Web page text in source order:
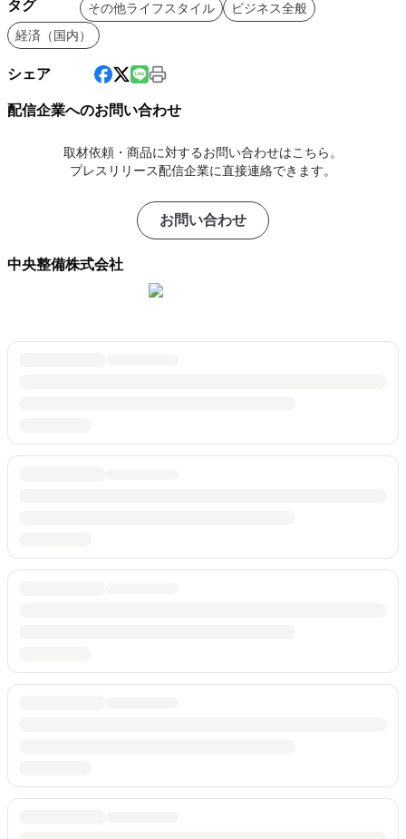
タグ その他ライフスタイル
ビジネス全般
経済（国内）
シェア
配信企業へのお問い合わせ
取材依頼・商品に対するお問い合わせはこちら。
プレスリリース配信企業に直接連絡できます。
お問い合わせ
中央整備株式会社